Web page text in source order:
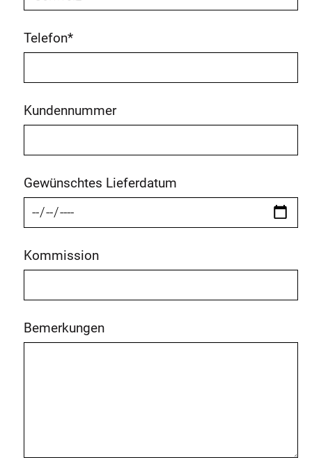
Telefon*
Kundennummer
Gewünschtes Lieferdatum
Kommission
Bemerkungen